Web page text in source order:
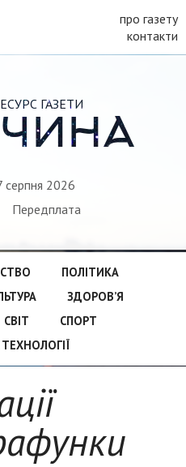
про газету
контакти
ГАЗЕТИ
серпня 2026
Передплата
ПОЛІТИКА
ЗДОРОВ’Я
СВІТ
СПОРТ